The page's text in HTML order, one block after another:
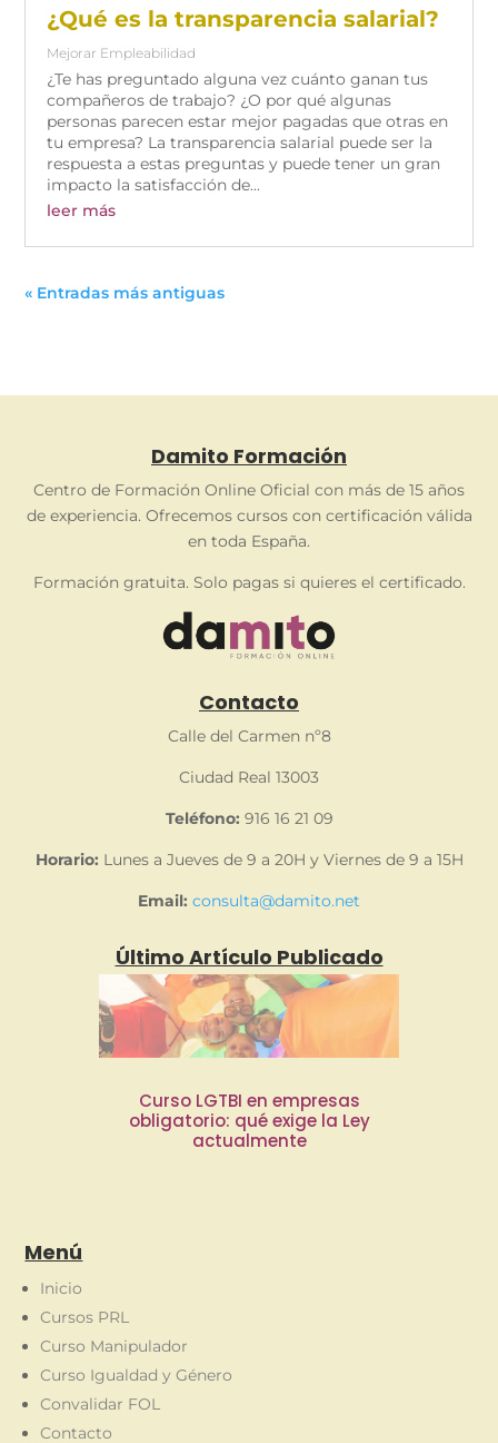
¿Qué es la transparencia salarial?
Mejorar Empleabilidad
¿Te has preguntado alguna vez cuánto ganan tus
compañeros de trabajo? ¿O por qué algunas
personas parecen estar mejor pagadas que otras en
tu empresa? La transparencia salarial puede ser la
respuesta a estas preguntas y puede tener un gran
impacto la satisfacción de...
leer más
« Entradas más antiguas
Damito Formación
Centro de Formación Online Oficial con más de 15 años
de experiencia. Ofrecemos cursos con certificación válida
en toda España.
Formación gratuita. Solo pagas si quieres el certificado.
Contacto
Calle del Carmen nº8
Ciudad Real 13003
Teléfono: 916 16 21 09
Horario: Lunes a Jueves de 9 a 20H y Viernes de 9 a 15H
Email: consulta@damito.net
Último Artículo Publicado
Curso LGTBI en empresas
obligatorio: qué exige la Ley
actualmente
Menú
Inicio
Cursos PRL
Curso Manipulador
Curso Igualdad y Género
Convalidar FOL
Contacto